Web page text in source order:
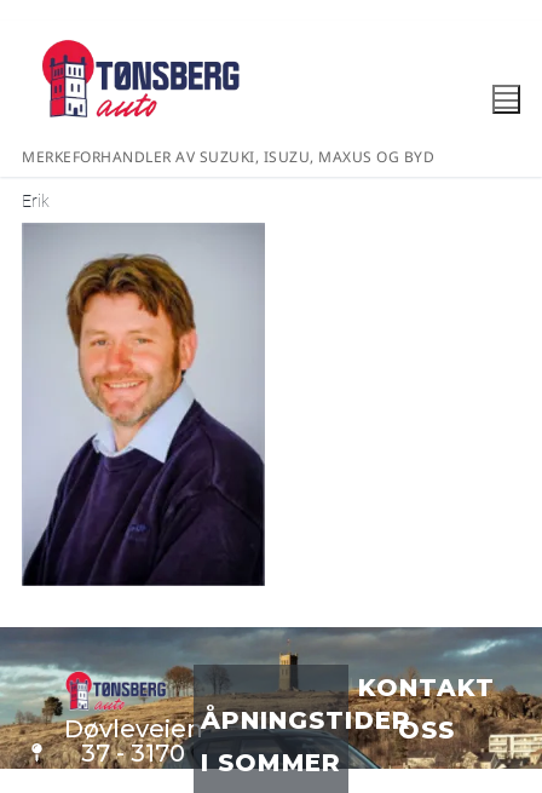
MERKEFORHANDLER AV SUZUKI, ISUZU, MAXUS OG BYD
Erik
Døvleveien
37 - 3170
Sem
ÅPNINGSTIDER
I SOMMER
KONTAKT
OSS